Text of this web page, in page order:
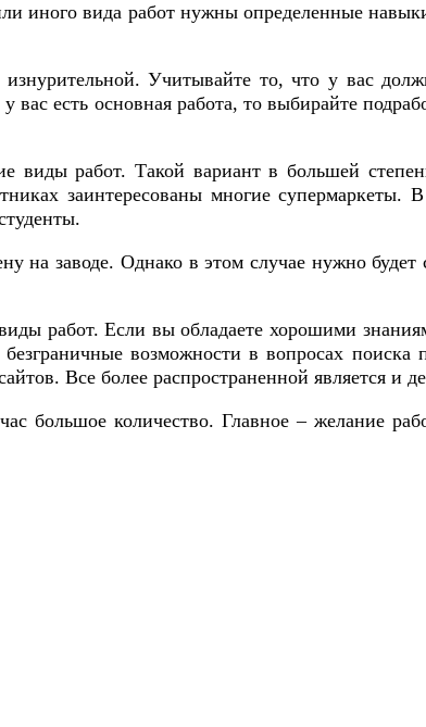
иного вида работ нужны определенные
Учитывайте то, что у вас
есть основная работа, то выбирайте
виды работ. Такой вариант в большей
заинтересованы многие супермаркеты.
на заводе. Однако в этом случае нужно
работ. Если вы обладаете хорошими
возможности в вопросах поиска
Все более распространенной является и
большое количество. Главное – желание